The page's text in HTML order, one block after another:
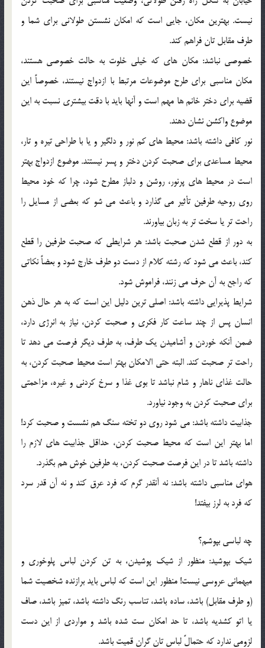
نيست. بهترين مکان، جايي است که امکان نشستن طولاني براي شما و
طرف مقابل تان فراهم کند.
خصوصي نباشد: مکان هاي که خيلي خلوت به حالت خصوصي هستند،
مکان مناسبي براي طرح موضوعات مرتبط با ازدواج نيستند، خصوصاً اين
قضيه براي دختر خانم ها مهم است و آنها بايد با دقت بيشتري نسبت به اين
موضوع واکشن نشان دهند.
نور کافي داشته باشد: محيط هاي کم نور و دلگير و يا با طراحي تيره و تار،
محيط مساعدي براي صحبت کردن دختر و پسر نيستند. موضوع ازدواج بهتر
است در محيط هاي پرنور، روشن و دلباز مطرح شود، چرا که خود محيط
روي روحيه طرفين تأثير مي گذارد و باعث مي شو که بعضي از مسايل را
راحت تر يا سخت تر به زبان بياورند.
به دور از قطع شدن صحبت باشد: هر شرايطي که صحبت طرفين را قطع
کند، باعث مي شود که رشته کلام از دست دو طرف خارج شود و بعضاً نکاتي
که راجع به آن حرف مي زنند، فراموش شود.
شرايط پذيرايي داشته باشد: اصلي ترين دليل اين است که به هر حال ذهن
انسان پس از چند ساعت کار فکري و صحبت کردن، نياز به انرژي دارد،
ضمن آنکه خوردن و آشاميدن يک طرف، به طرف ديگر فرصت مي دهد تا
راحت تر صحبت کند. البته حتي الامکان بهتر است محيط صحبت کردن، به
حالت غذاي ناهار و شام نباشد تا بوي غذا و سرخ کردني و غيره، مزاحمتي
براي صحبت کردن به وجود نياورد.
جذابيت داشته باشد: مي شود روي دو تخته سنگ هم نشست و صحبت کرد!
اما بهتر اين است که محيط صحبت کردن، حداقل جذابيت هاي لازم را
داشته باشد تا در اين فرصت صحبت کردن، به طرفين خوش هم بگذرد.
هواي مناسبي داشته باشد: نه آنقدر گرم که فرد عرق کند و نه آن قدر سرد
که فرد به لرز بيفتد!
چه لباسي بپوشم؟
شيک بپوشيد: منظور از شيک پوشيدن، به تن کردن لباس پلوخوري و
ميهماني عروسي نيست! منظور اين است که لباس بايد برازنده شخصيت شما
(و طرف مقابل) باشد، ساده باشد، تناسب رنگ داشته باشد، تميز باشد، صاف
يا اتو کشديه باشد، تا حد امکان ست شده باشد و مواردي از اين دست
لزومي ندارد که حتمالً لباس تان گران قميت باشد.